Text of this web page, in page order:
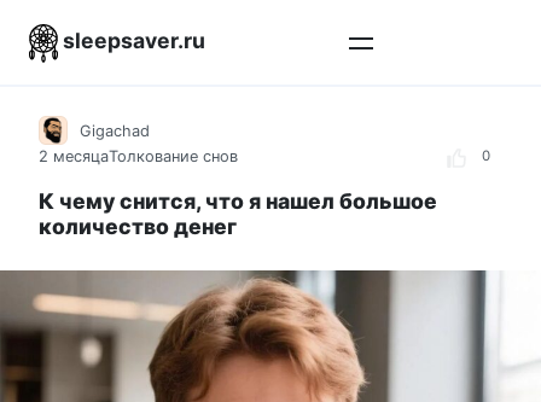
sleepsaver.ru
0
Gigachad
2 месяцаТолкование снов
К чему снится, что я нашел большое
количество денег